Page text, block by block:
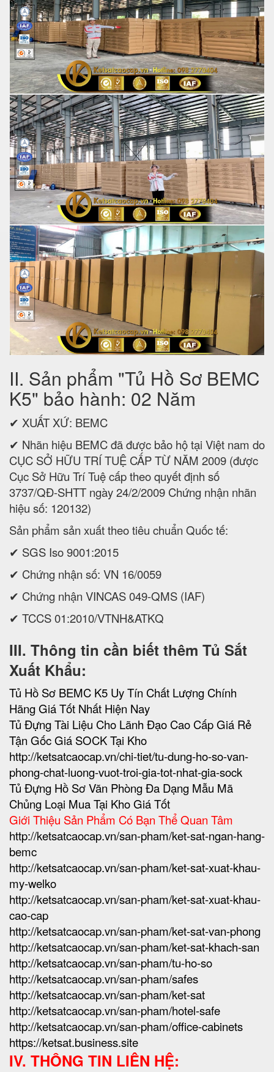
II. Sản phẩm "Tủ Hồ Sơ BEMC
K5" bảo hành: 02 Năm
✔ XUẤT XỨ: BEMC
✔ Nhãn hiệu BEMC đã được bảo hộ tại Việt nam do
CỤC SỞ HỮU TRÍ TUỆ CẤP TỪ NĂM 2009 (được
Cục Sở Hữu Trí Tuệ cấp theo quyết định số
3737/QĐ-SHTT ngày 24/2/2009 Chứng nhận nhãn
hiệu số: 120132)
Sản phẩm sản xuất theo tiêu chuẩn Quốc tế:
✔ SGS Iso 9001:2015
✔ Chứng nhận số: VN 16/0059
✔ Chứng nhận VINCAS 049-QMS (IAF)
✔ TCCS 01:2010/VTNH&ATKQ
III. Thông tin cần biết thêm Tủ Sắt
Xuất Khẩu:
Tủ Hồ Sơ BEMC K5 Uy Tín Chất Lượng Chính
Hãng Giá Tốt Nhất Hiện Nay
Tủ Đựng Tài Liệu Cho Lãnh Đạo Cao Cấp Giá Rẻ
Tận Gốc Giá SOCK Tại Kho
http://ketsatcaocap.vn/chi-tiet/tu-dung-ho-so-van-
phong-chat-luong-vuot-troi-gia-tot-nhat-gia-sock
Tủ Đựng Hồ Sơ Văn Phòng Đa Dạng Mẫu Mã
Chủng Loại Mua Tại Kho Giá Tốt
Giới Thiệu Sản Phẩm Có Bạn Thể Quan Tâm
http://ketsatcaocap.vn/san-pham/ket-sat-ngan-hang-
bemc
http://ketsatcaocap.vn/san-pham/ket-sat-xuat-khau-
my-welko
http://ketsatcaocap.vn/san-pham/ket-sat-xuat-khau-
cao-cap
http://ketsatcaocap.vn/san-pham/ket-sat-van-phong
http://ketsatcaocap.vn/san-pham/ket-sat-khach-san
http://ketsatcaocap.vn/san-pham/tu-ho-so
http://ketsatcaocap.vn/san-pham/safes
http://ketsatcaocap.vn/san-pham/ket-sat
http://ketsatcaocap.vn/san-pham/hotel-safe
http://ketsatcaocap.vn/san-pham/office-cabinets
https://ketsat.business.site
IV. THÔNG TIN LIÊN HỆ: